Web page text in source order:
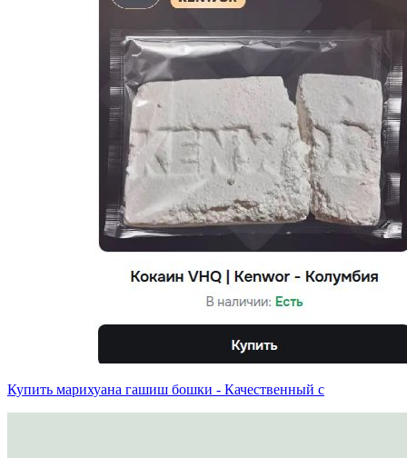
Купить марихуана гашиш бошки - Качественный с